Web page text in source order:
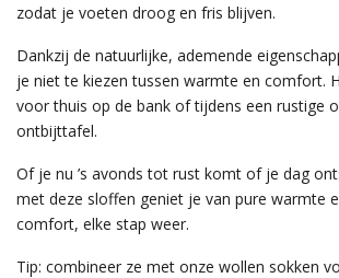
zodat je voeten droog en fris blijven.
Dankzij de natuurlijke, ademende
je niet te kiezen tussen warmte en comfort.
voor thuis op de bank of tijdens een rustige
ontbijttafel.
Of je nu ’s avonds tot rust komt of je dag
met deze sloffen geniet je van pure warmte
comfort, elke stap weer.
Tip: combineer ze met onze wollen sokken